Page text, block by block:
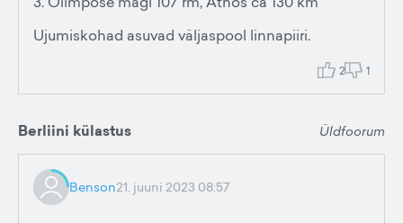
Ujumiskohad asuvad väljaspool linnapiiri.
2 1
Berliini külastus Üldfoorum
Benson21. juuni 2023 08:57